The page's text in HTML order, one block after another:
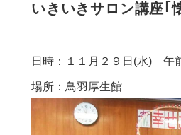
いきいきサロン講座｢
日時：１１月２９日(水) 午
場所：鳥羽厚生館